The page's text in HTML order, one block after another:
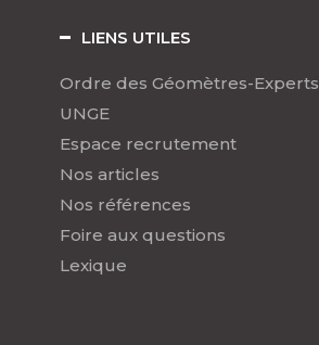
LIENS UTILES
Ordre des Géomètres-Experts
UNGE
Espace recrutement
Nos articles
Nos références
Foire aux questions
Lexique